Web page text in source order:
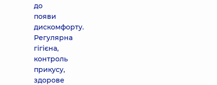
до
появи
дискомфорту.
Регулярна
гігієна,
контроль
прикусу,
здорове